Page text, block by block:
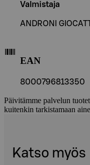
Valmistaja
ANDRONI
EAN
8000796813350
Päivitämme palvelun
kuitenkin tarkistamaan
Katso myös